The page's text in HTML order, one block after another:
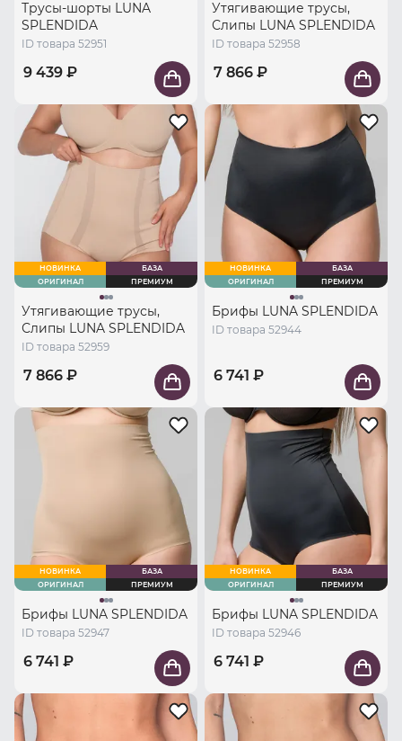
Трусы-шорты LUNA
SPLENDIDA
ID товара 52951
9 439 ₽
Утягивающие трусы,
Слипы LUNA SPLENDIDA
ID товара 52958
7 866 ₽
НОВИНКА
БАЗА
ОРИГИНАЛ
ПРЕМИУМ
Утягивающие трусы,
Слипы LUNA SPLENDIDA
ID товара 52959
7 866 ₽
НОВИНКА
БАЗА
ОРИГИНАЛ
ПРЕМИУМ
Брифы LUNA SPLENDIDA
ID товара 52944
6 741 ₽
НОВИНКА
БАЗА
ОРИГИНАЛ
ПРЕМИУМ
Брифы LUNA SPLENDIDA
ID товара 52947
6 741 ₽
НОВИНКА
БАЗА
ОРИГИНАЛ
ПРЕМИУМ
Брифы LUNA SPLENDIDA
ID товара 52946
6 741 ₽